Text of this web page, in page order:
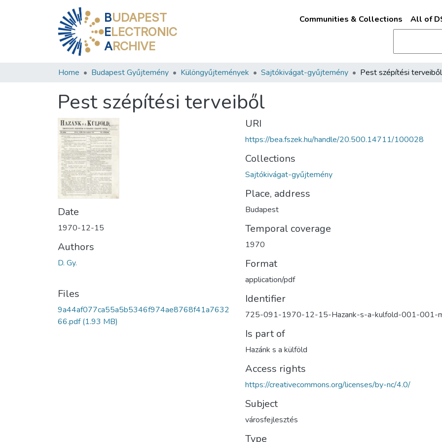
BUDAPEST
ELECTRONIC
ARCHIVE
Communities & Collections All of
Home Budapest Gyűjtemény Különgyűjtemények Sajtókivágat-gyűjtemény Pest szépítési terveiből
Pest szépítési terveiből
Date
1970-12-15
Authors
D. Gy.
Files
9a44af077ca55a5b5346f974ae8768f41a7632
66.pdf(1.93 MB)
URI
https://bea.fszek.hu/handle/20.500.14711/100028
Collections
Sajtókivágat-gyűjtemény
Place, address
Budapest
Temporal coverage
1970
Format
application/pdf
Identifier
725-091-1970-12-15-Hazank-s-a-kulfold-001-001-
Is part of
Hazánk s a külföld
Access rights
https://creativecommons.org/licenses/by-nc/4.0/
Subject
városfejlesztés
Type